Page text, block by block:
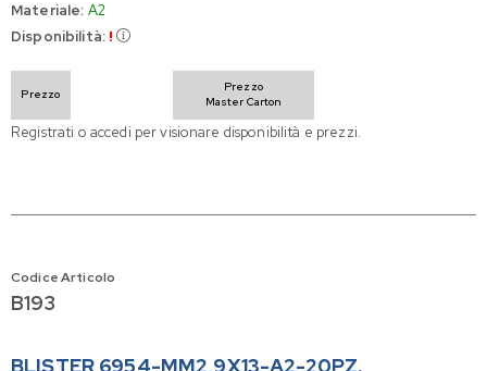
Materiale: A2
Disponibilità: !
Prezzo
Prezzo
Master Carton
Registrati o accedi per visionare disponibilità e prezzi.
Codice Articolo
B193
BLISTER 6954-MM2,9X13-A2-20PZ.